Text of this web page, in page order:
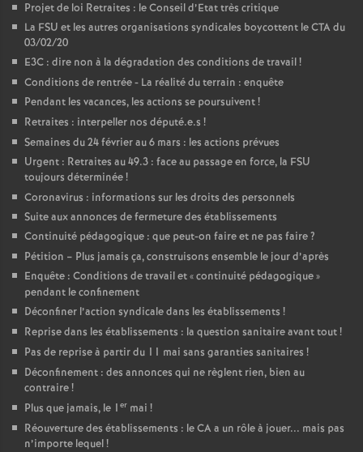
Projet de loi Retraites : le Conseil d’Etat très critique
La FSU et les autres organisations syndicales boycottent le CTA du
03/02/20
E3C : dire non à la dégradation des conditions de travail!
Conditions de rentrée - La réalité du terrain : enquête
Pendant les vacances, les actions se poursuivent!
Retraites : interpeller nos député.e.s !
Semaines du 24 février au 6 mars : les actions prévues
Urgent : Retraites au 49.3 : face au passage en force, la FSU
toujours déterminée!
Coronavirus : informations sur les droits des personnels
Suite aux annonces de fermeture des établissements
Continuité pédagogique : que peut-on faire et ne pas faire?
Pétition – Plus jamais ça, construisons ensemble le jour d’après
Enquête : Conditions de travail et «continuité pédagogique»
pendant le confinement
Déconfiner l’action syndicale dans les établissements !
Reprise dans les établissements : la question sanitaire avant tout!
Pas de reprise à partir du 11 mai sans garanties sanitaires !
Déconfinement : des annonces qui ne règlent rien, bien au
contraire!
Plus que jamais, le 1 er mai !
Réouverture des établissements : le CA a un rôle à jouer... mais pas
n’importe lequel!